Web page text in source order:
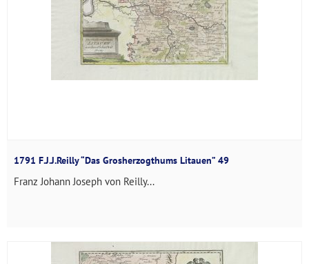
1791 F.J.J.Reilly “Das Grosherzogthums Litauen” 49
Franz Johann Joseph von Reilly...